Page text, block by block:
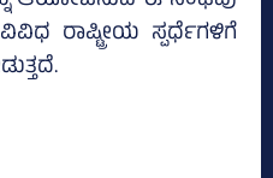
ರಾಷ್ಟ್ರೀಯ ಸ್ಪರ್ಧೆಗಳಿಗೆ